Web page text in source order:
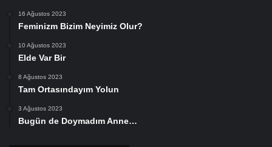
16 Ağustos 2023
Feminizm Bizim Neyimiz Olur?
10 Ağustos 2023
Elde Var Bir
8 Ağustos 2023
Tam Ortasındayım Yolun
3 Ağustos 2023
Bugün de Doymadım Anne…